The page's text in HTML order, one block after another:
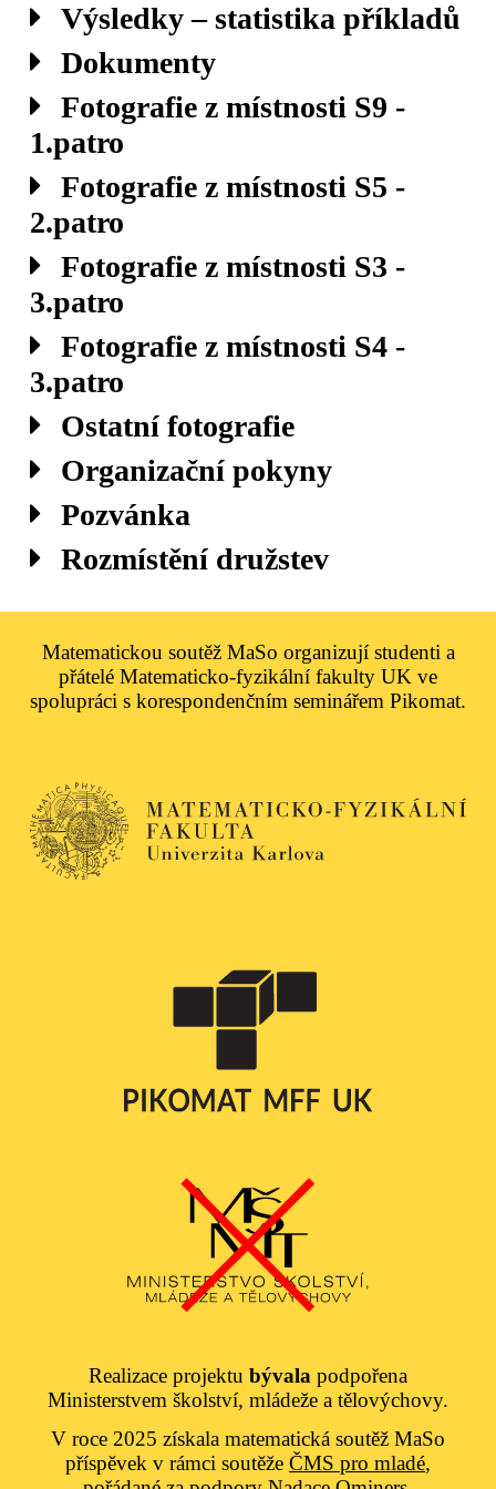
Výsledky – statistika příkladů
Dokumenty
Fotografie z místnosti S9 -
1.patro
Fotografie z místnosti S5 -
2.patro
Fotografie z místnosti S3 -
3.patro
Fotografie z místnosti S4 -
3.patro
Ostatní fotografie
Organizační pokyny
Pozvánka
Rozmístění družstev
Matematickou soutěž MaSo organizují studenti a
přátelé Matematicko-fyzikální fakulty UK ve
spolupráci s korespondenčním seminářem Pikomat.
Realizace projektu bývala podpořena
Ministerstvem školství, mládeže a tělovýchovy.
V roce 2025 získala matematická soutěž MaSo
příspěvek v rámci soutěže ČMS pro mladé,